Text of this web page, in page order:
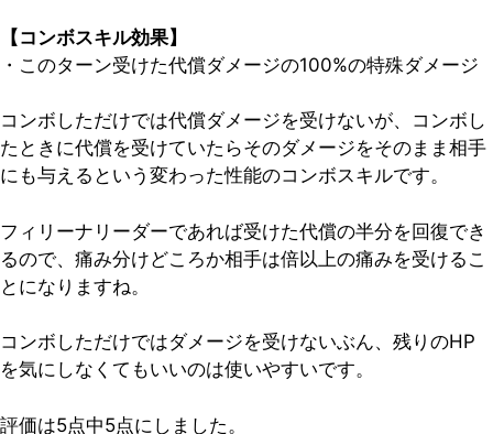
【コンボスキル効果】
・このターン受けた代償ダメージの100%の特殊ダメージ
コンボしただけでは代償ダメージを受けないが、 コンボし
たときに代償を受けていたらそのダメージをそのまま相手
にも与える という変わった性能のコンボスキルです。
フィリーナリーダーであれば受けた代償の半分を回復でき
るので、痛み分けどころか相手は倍以上の痛みを受けるこ
とになりますね。
コンボしただけではダメージを受けないぶん、残りのHP
を気にしなくてもいいのは使いやすいです。
評価は5点中5点にしました。